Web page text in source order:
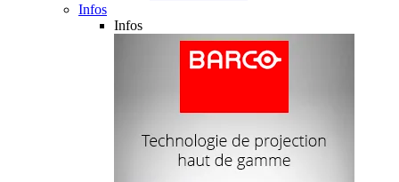
Infos
Infos